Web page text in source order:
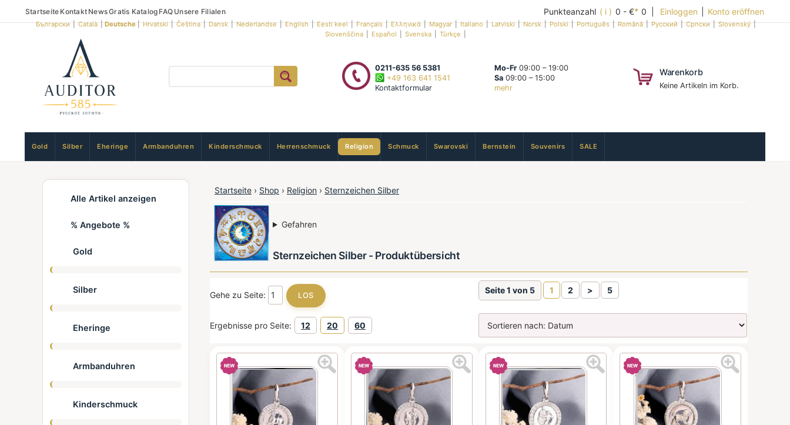
Startseite Kontakt NewsGratis Katalog FAQ Unsere Filialen Punkteanzahl ( i ) 0 - €* 0 | Einloggen Konto eröffnen
Български|Català|Deutsche|Hrvatski|Čeština|Dansk|Nederlandse|English|Eesti keel|Français|Ελληνικά|Magyar|Italiano|Latviski|Norsk|Polski|Português|Română|Русский|Српски|Slovenský|
Slovenščina
Español Svenska Türkçe
0211-635 56 5381
+49 163 641 1541
Kontaktformular
Mo-Fr09:00 – 19:00
Sa09:00 – 15:00
mehr
Warenkorb
Keine Artikeln im Korb.
Gold Silber Eheringe Armbanduhren Kinderschmuck Herrenschmuck Religion Schmuck Swarovski Bernstein Souvenirs SALE
Alle Artikel anzeigen
% Angebote %
Gold
Silber
Eheringe
Armbanduhren
Kinderschmuck
Startseite › Shop › Religion › Sternzeichen Silber
Gefahren
Sternzeichen Silber - Produktübersicht
Gehe zu Seite: Seite 1 von 5 1 2 > 5
Ergebnisse pro Seite: 12 20 60